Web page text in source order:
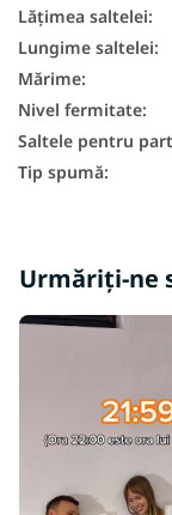
În funcție de
Lățimea saltelei:
Lungime saltelei:
Mărime:
Nivel fermitate:
Saltele pentru
Tip spumă:
Urmăriți-ne